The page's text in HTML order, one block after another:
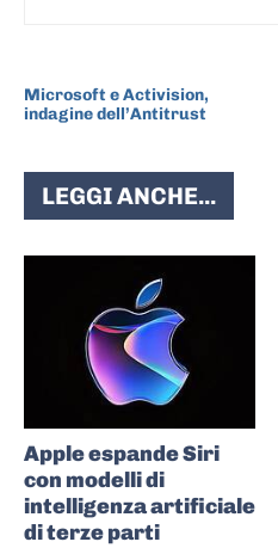
Microsoft e Activision,
indagine dell’Antitrust
LEGGI ANCHE...
Apple espande Siri
con modelli di
intelligenza artificiale
di terze parti